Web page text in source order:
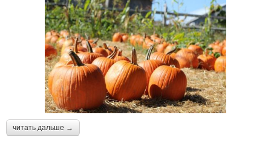
читать дальше →